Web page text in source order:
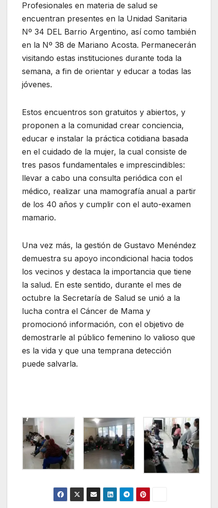
Profesionales en materia de salud se
encuentran presentes en la Unidad Sanitaria
Nº 34 DEL Barrio Argentino, así como también
en la Nº 38 de Mariano Acosta. Permanecerán
visitando estas instituciones durante toda la
semana, a fin de orientar y educar a todas las
jóvenes.
Estos encuentros son gratuitos y abiertos, y
proponen a la comunidad crear conciencia,
educar e instalar la práctica cotidiana basada
en el cuidado de la mujer, la cual consiste de
tres pasos fundamentales e imprescindibles:
llevar a cabo una consulta periódica con el
médico, realizar una mamografía anual a partir
de los 40 años y cumplir con el auto-examen
mamario.
Una vez más, la gestión de Gustavo Menéndez
demuestra su apoyo incondicional hacia todos
los vecinos y destaca la importancia que tiene
la salud. En este sentido, durante el mes de
octubre la Secretaría de Salud se unió a la
lucha contra el Cáncer de Mama y
promocionó información, con el objetivo de
demostrarle al público femenino lo valioso que
es la vida y que una temprana detección
puede salvarla.